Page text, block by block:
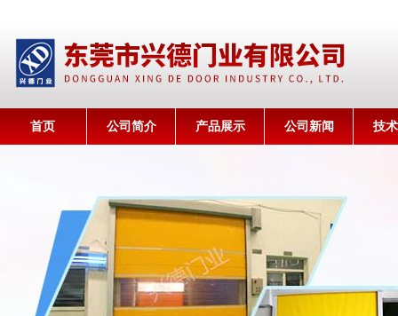
首页 公司简介 产品展示 公司新闻 技